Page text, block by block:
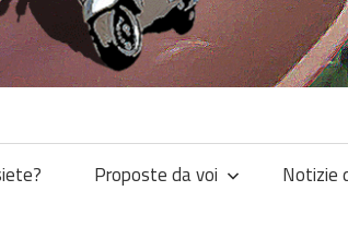
Proposte da voi Notizie